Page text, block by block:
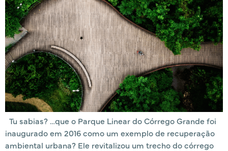
Tu sabias? …que o Parque Linear do Córrego Grande foi
inaugurado em 2016 como um exemplo de recuperação
ambiental urbana? Ele revitalizou um trecho do córrego